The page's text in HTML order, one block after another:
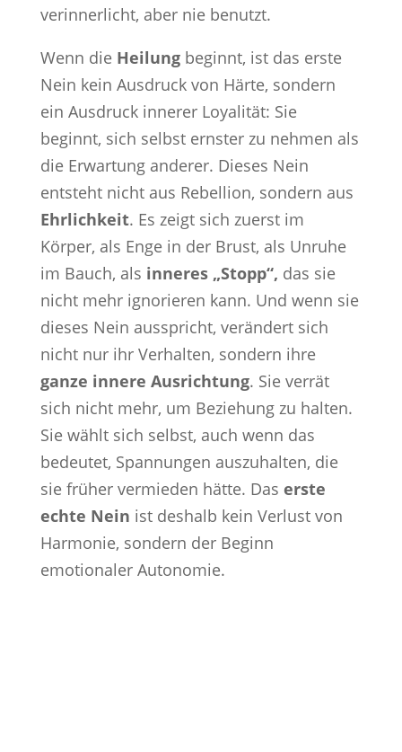
verinnerlicht, aber nie benutzt.
Wenn dieHeilungbeginnt, ist das erste
Nein kein Ausdruck von Härte, sondern
ein Ausdruck innerer Loyalität: Sie
beginnt, sich selbst ernster zu nehmen als
die Erwartung anderer. Dieses Nein
entsteht nicht aus Rebellion, sondern aus
Ehrlichkeit. Es zeigt sich zuerst im
Körper, als Enge in der Brust, als Unruhe
im Bauch, als inneres „Stopp“, das sie
nicht mehr ignorieren kann. Und wenn sie
dieses Nein ausspricht, verändert sich
nicht nur ihr Verhalten, sondern ihre
ganze innere Ausrichtung. Sie verrät
sich nicht mehr, um Beziehung zu halten.
Sie wählt sich selbst, auch wenn das
bedeutet, Spannungen auszuhalten, die
sie früher vermieden hätte. Das erste
echte Nein ist deshalb kein Verlust von
Harmonie, sondern der Beginn
emotionaler Autonomie.